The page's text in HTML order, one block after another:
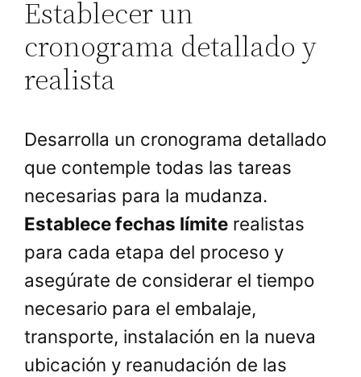
Establecer un
cronograma detallado y
realista
Desarrolla un cronograma detallado
que contemple todas las tareas
necesarias para la mudanza.
Establece fechas límite realistas
para cada etapa del proceso y
asegúrate de considerar el tiempo
necesario para el embalaje,
transporte, instalación en la nueva
ubicación y reanudación de las